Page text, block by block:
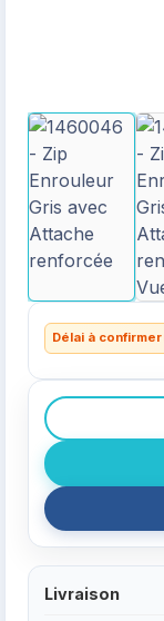
Délai à confirmer
Livraison